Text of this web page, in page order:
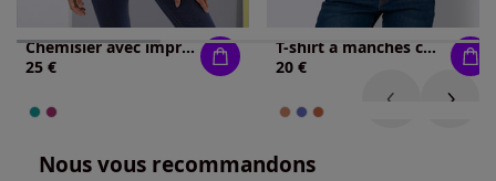
Chemisier avec imprimé et encolure en v
25 €
T-shirt à manches courtes motif ethnique tendance
20 €
Nous vous recommandons